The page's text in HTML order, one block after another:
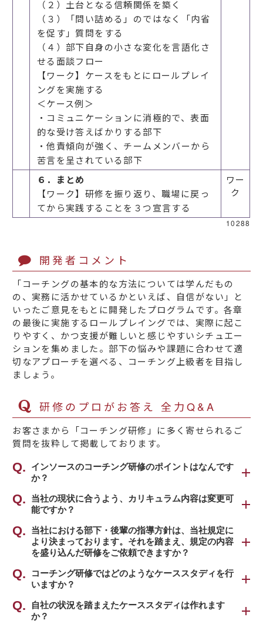
（２）土台となる信頼関係を築く
（３）「問い詰める」のではなく「内省
を促す」質問をする
（４）部下自身の小さな変化を言語化さ
せる面談フロー
【ワーク】ケースをもとにロールプレイ
ングを実施する
＜ケース例＞
・コミュニケーションに消極的で、表面
的な受け答えばかりする部下
・他責傾向が強く、チームメンバーから
苦言を呈されている部下
６．まとめ
【ワーク】研修を振り返り、職場に戻っ
てから実践することを３つ宣言する
ワー
ク
10288
開発者コメント
「コーチングの基本的な方法については学んだもの
の、実務に活かせているかといえば、自信がない」と
いったご意見をもとに開発したプログラムです。各章
の最後に実施するロールプレイングでは、実際に起こ
りやすく、かつ支援が難しいと感じやすいシチュエー
ションを集めました。部下の悩みや課題に合わせて適
切なアプローチを選べる、コーチング上級者を目指し
ましょう。
研修のプロがお答え 全力Q&A
お客さまから「コーチング研修」に多く寄せられるご
質問を抜粋して掲載しております。
インソースのコーチング研修のポイントはなんです
か？
インソースのコーチング研修は、単にコーチン
グ理論を学ぶことが目的ではありません。
部下や後輩の指導・育成に役立てるためにコー
チングの手法を学ぶということも多いので、
「部下指導」、「OJT」といった場面で活かし
研修では、傾聴・質問・承認の３つのスキルを
学ぶことを重視しています。３つのスキルを使
って、部下・後輩のやる気・意見・主体性・成
当社の現状に合うよう、カリキュラム内容は変更可
能ですか？
可能でございます。
コーチング研修を実施するにあたっては、貴社
の状況を伺わせていただきます。
受講対象者と指導・育成対象者の関係性、業務
内容、研修ご担当者さまが現状において認識さ
った背景、研修を受けることで期待している効
果など、弊社の営業担当者が詳細にヒアリング
当社における部下・後輩の指導方針は、当社規定に
より決まっております。それを踏まえ、規定の内容
を盛り込んだ研修をご依頼できますか？
柔軟に盛り込ませていただきます。
まずは、貴社の規定・マニュアルなど育成に使
用されている資料を拝見させてください。テキ
ストをカスタマイズのうえ、貴社の規定内容を
コーチング研修ではどのようなケーススタディを行
いますか？
ケースの一例をご紹介します。
自社の状況を踏まえたケーススタディは作れます
か？